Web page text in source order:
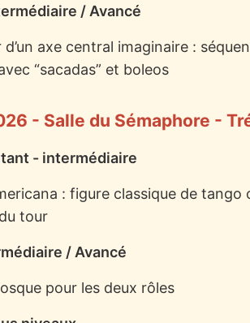
/ Avancé
axe central imaginaire :
“sacadas” et boleos
- Salle du Sémaphore -
- intermédiaire
: figure classique de tango
tour
/ Avancé
pour les deux rôles